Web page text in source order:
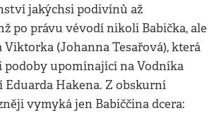
jakýchsi podivínů až
po právu vévodí nikoli Babička, ale
(Johanna Tesařová), která
upomínající na Vodníka
Eduarda Hakena. Z obskurní
vymyká jen Babiččina dcera: